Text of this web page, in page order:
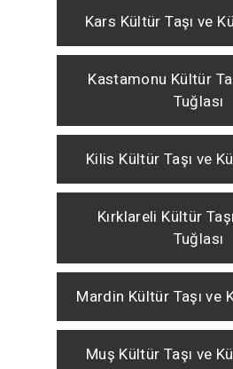
Kars Kültür Taşı ve
Kastamonu Kültür
Tuğlası
Kilis Kültür Taşı ve
Kırklareli Kültür
Tuğlası
Mardin Kültür Taşı ve
Muş Kültür Taşı ve